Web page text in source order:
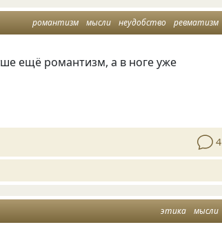
романтизм мысли неудобство ревматизм
ещё романтизм, а в ноге уже
4
этика мысли